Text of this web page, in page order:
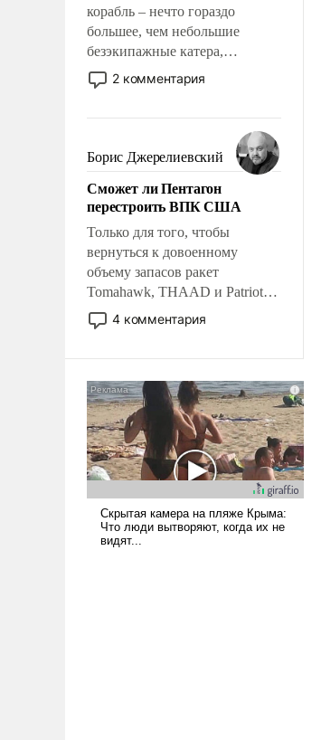
корабль – нечто гораздо
большее, чем небольшие
безэкипажные катера,
применение которых уже
стало обыденностью. Задача по
сложна и амбициозна. Однако
и ее реализация радикально
поднимет наши боевые
возможности.
2 комментария
Борис Джерелиевский
Сможет ли Пентагон
перестроить ВПК США
Только для того, чтобы
вернуться к довоенному
объему запасов ракет
Tomahawk, THAAD и Patriot
США потребуется более трех
лет. Даже небольшая война с
Сложившаяся ситуация
означает многолетний период
уязвимости США, например,
перед Китаем.
4 комментария